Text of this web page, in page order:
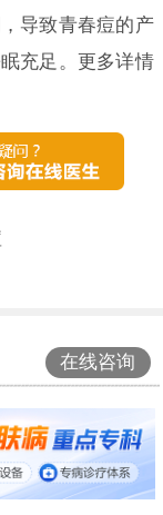
导致青春痘的产
充足。更多详情
在线咨询